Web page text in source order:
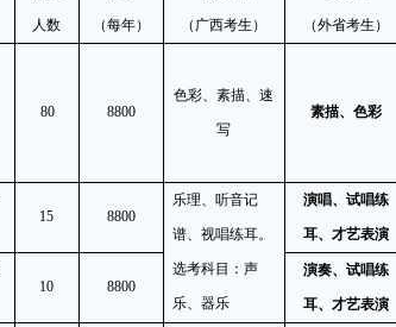
人数 （每年） （广西考生） （外省考生）
80 8800
色彩、素描、速
写
素描、色彩
15 8800
乐理、听音记
谱、视唱练耳。
选考科目：声
乐、器乐
演唱、试唱练
耳、才艺表演
10 8800
演奏、试唱练
耳、才艺表演